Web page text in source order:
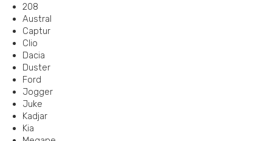
208
Austral
Captur
Clio
Dacia
Duster
Ford
Jogger
Juke
Kadjar
Kia